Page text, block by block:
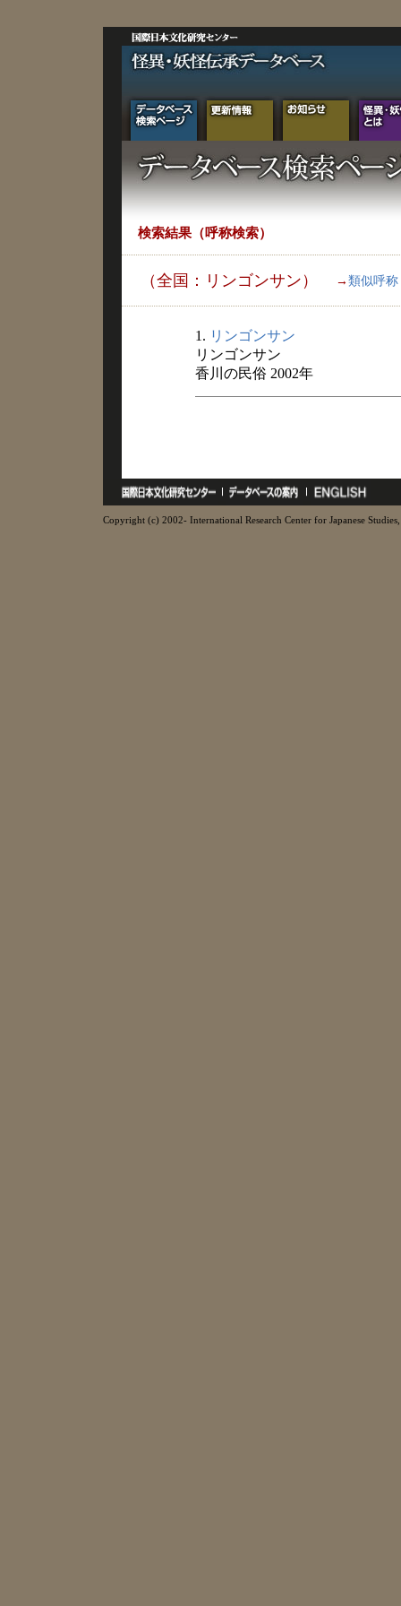
検索結果（呼称検索）
（全国：リンゴンサン） → 類似呼称
1. リンゴンサン
リンゴンサン
香川の民俗 2002年
Copyright (c) 2002- International Research Center for Japanese